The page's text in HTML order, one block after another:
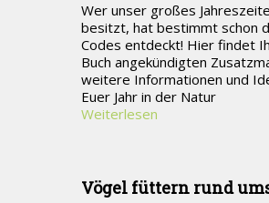
Wer unser großes
besitzt, hat bestimmt schon
Codes entdeckt! Hier findet
Buch angekündigten
weitere Informationen und
Euer Jahr in der Natur
Weiterlesen
Vögel füttern rund